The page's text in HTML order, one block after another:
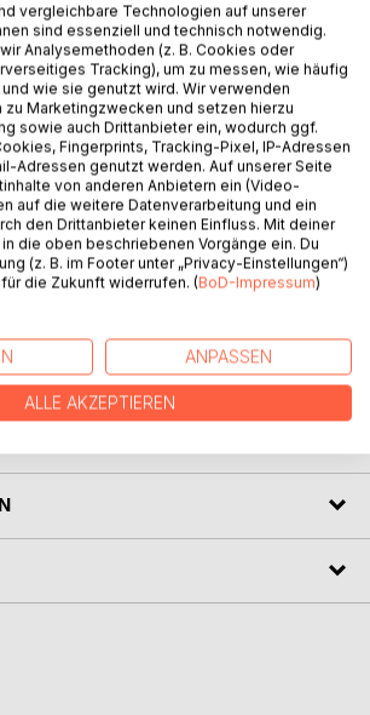
stories, Gerhard Gruber shares
years in aviation. Not only are they
they're also informative and written in
understand, even for readers with no
too unbelievable, if it weren't for
them true. Whether it's the odd tale of
cabin on a country road or behind-the-
the airport, each account offers
fame, and global adventure are
vergleichbare Technologien auf unserer
sind essenziell und technisch notwendig.
Analysemethoden (z. B. Cookies oder
Tracking), um zu messen, wie häufig
wie sie genutzt wird. Wir verwenden
Marketingzwecken und setzen hierzu
sowie auch Drittanbieter ein, wodurch ggf.
Fingerprints, Tracking-Pixel, IP-Adressen
Adressen genutzt werden. Auf unserer Seite
von anderen Anbietern ein (Video-
auf die weitere Datenverarbeitung und ein
den Drittanbieter keinen Einfluss. Mit deiner
die oben beschriebenen Vorgänge ein. Du
(z. B. im Footer unter „Privacy-Einstellungen“)
die Zukunft widerrufen. (BoD-Impressum)
ANPASSEN
ALLE AKZEPTIEREN